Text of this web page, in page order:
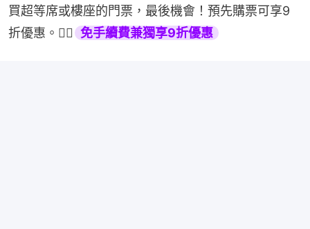
買超等席或樓座的門票，最後機會！預先購票可享9
折優惠。👉🏻 免手續費兼獨享9折優惠